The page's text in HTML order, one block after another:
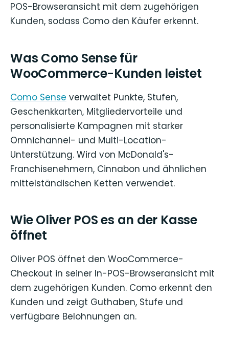
POS-Browseransicht mit dem zugehörigen
Kunden, sodass Como den Käufer erkennt.
Was Como Sense für
WooCommerce-Kunden leistet
Como Sense verwaltet Punkte, Stufen,
Geschenkkarten, Mitgliedervorteile und
personalisierte Kampagnen mit starker
Omnichannel- und Multi-Location-
Unterstützung. Wird von McDonald's-
Franchisenehmern, Cinnabon und ähnlichen
mittelständischen Ketten verwendet.
Wie Oliver POS es an der Kasse
öffnet
Oliver POS öffnet den WooCommerce-
Checkout in seiner In-POS-Browseransicht mit
dem zugehörigen Kunden. Como erkennt den
Kunden und zeigt Guthaben, Stufe und
verfügbare Belohnungen an.